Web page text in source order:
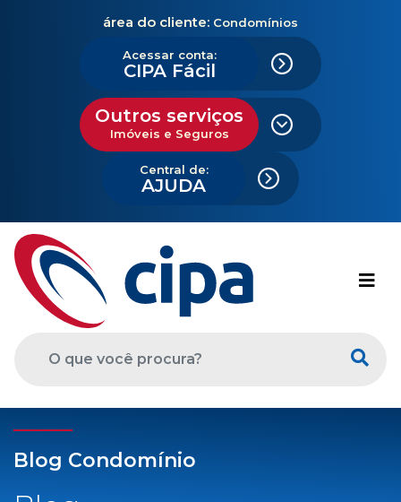
área do cliente: Condomínios
Acessar conta:
CIPA Fácil
Outros serviços
Imóveis e Seguros
Central de:
AJUDA
Blog Condomínio